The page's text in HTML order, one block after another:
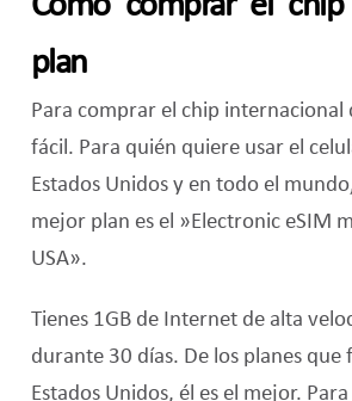
plan
Para comprar el chip internacional
fácil. Para quién quiere usar el
Estados Unidos y en todo el
mejor plan es el »Electronic eSIM
USA».
Tienes 1GB de Internet de alta
durante 30 días. De los planes que
Estados Unidos, él es el mejor.